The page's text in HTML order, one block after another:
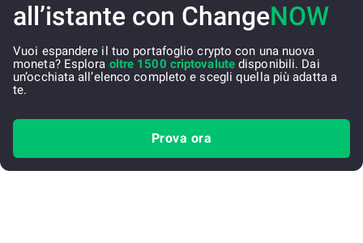
all’istante con ChangeNOW
Vuoi espandere il tuo portafoglio crypto con una nuova
moneta? Esplora oltre 1500 criptovalutedisponibili. Dai
un’occhiata all’elenco completo e scegli quella più adatta a
te.
Prova ora